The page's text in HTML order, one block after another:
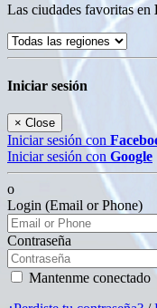
Las ciudades favoritas en
Iniciar sesión
× Close
Iniciar sesión con
Iniciar sesión con Google
o
Login (Email or Phone)
Contraseña
Mantenme conectado